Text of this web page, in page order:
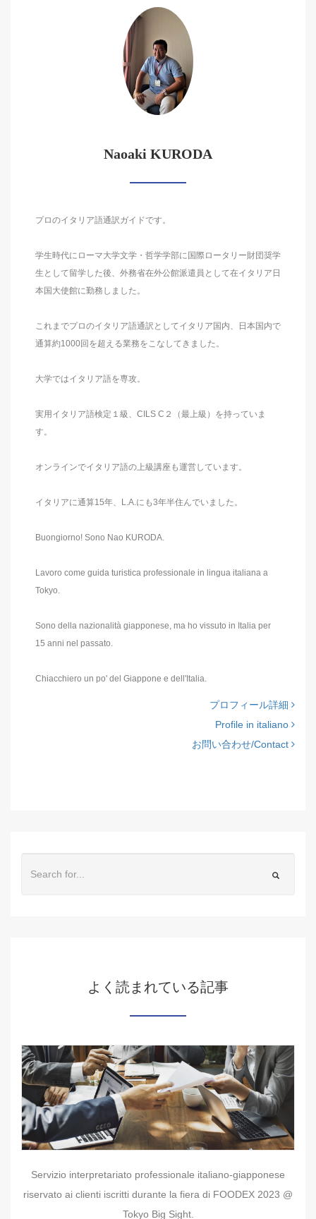
Naoaki KURODA
プロのイタリア語通訳ガイドです。
学生時代にローマ大学文学・哲学学部に国際ロータリー財団奨学
生として留学した後、外務省在外公館派遣員として在イタリア日
本国大使館に勤務しました。
これまでプロのイタリア語通訳としてイタリア国内、日本国内で
通算約1000回を超える業務をこなしてきました。
大学ではイタリア語を専攻。
実用イタリア語検定１級、CILS C２（最上級）を持っていま
す。
オンラインでイタリア語の上級講座も運営しています。
イタリアに通算15年、L.A.にも3年半住んでいました。
Buongiorno! Sono Nao KURODA.
Lavoro come guida turistica professionale in lingua italiana a
Tokyo.
Sono della nazionalità giapponese, ma ho vissuto in Italia per
15 anni nel passato.
Chiacchiero un po' del Giappone e dell'Italia.
プロフィール詳細
Profile in italiano
お問い合わせ/Contact
よく読まれている記事
Servizio interpretariato professionale italiano-giapponese
riservato ai clienti iscritti durante la fiera di FOODEX 2023 @
Tokyo Big Sight.